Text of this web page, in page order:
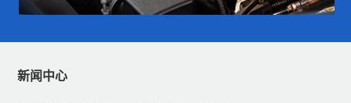
新闻中心